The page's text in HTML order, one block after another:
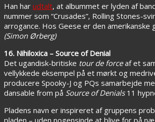
Han har udtalt, at albummet er lyden af
nummer som “Crusades”, Rolling Stones-
arrogance. Hos Geese er den
(Simon Ørberg)
16. Nihiloxica – Source of Denial
Det ugandisk-britiske tour de forceaf et
vellykkede eksempel på et mørkt og
producere Spooky-J og PQs samarbejde
dansable from på Source of Denials11
Pladens navn er inspireret af gruppens
pladen – uden nogensinde at blive for på